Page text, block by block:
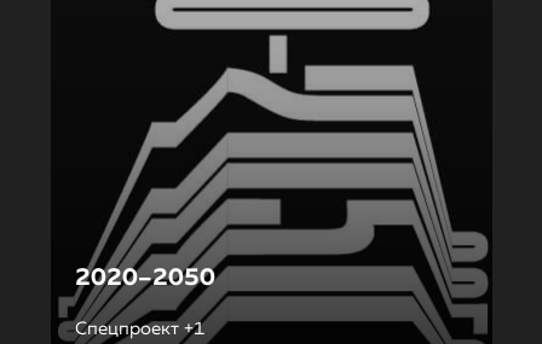
2020–2050
Спецпроект +1